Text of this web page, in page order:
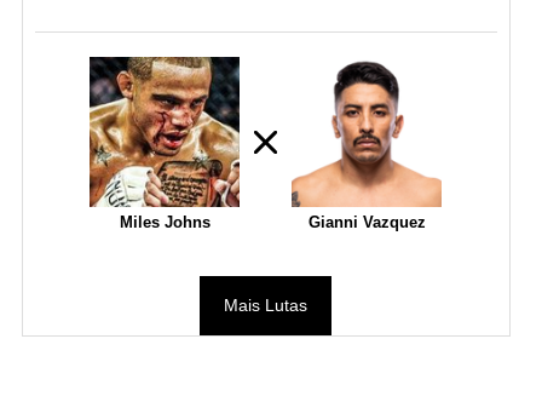
Miles Johns Gianni Vazquez
Mais Lutas